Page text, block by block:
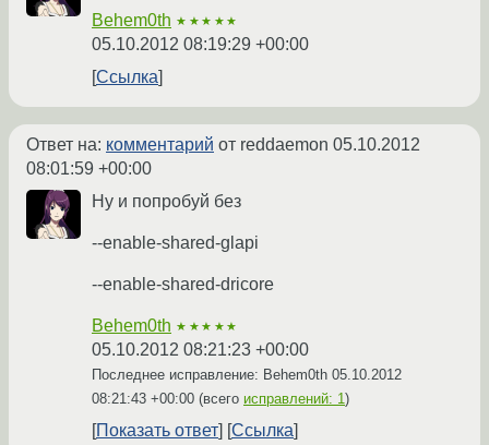
Behem0th ★★★★★
05.10.2012 08:19:29 +00:00
Ссылка
Ответ на: комментарий от reddaemon 05.10.2012
08:01:59 +00:00
Ну и попробуй без
--enable-shared-glapi
--enable-shared-dricore
Behem0th ★★★★★
05.10.2012 08:21:23 +00:00
Последнее исправление: Behem0th 05.10.2012
08:21:43 +00:00 (всего исправлений: 1)
Показать ответ Ссылка